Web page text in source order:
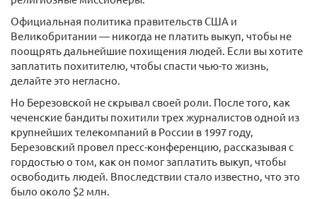
Официальная политика правительств США и
Великобритании — никогда не платить выкуп, чтобы не
поощрять дальнейшие похищения людей. Если вы хотите
заплатить похитителю, чтобы спасти чью-то жизнь,
делайте это негласно.
Но Березовской не скрывал своей роли. После того, как
чеченские бандиты похитили трех журналистов одной из
крупнейших телекомпаний в России в 1997 году,
Березовский провел пресс-конференцию, рассказывая с
гордостью о том, как он помог заплатить выкуп, чтобы
освободить людей. Впоследствии стало известно, что это
было около $2 млн.